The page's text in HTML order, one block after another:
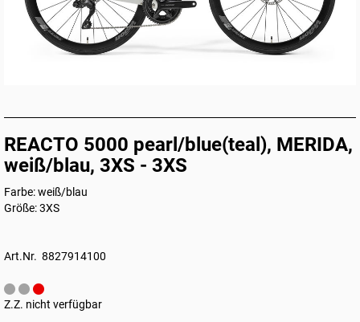
REACTO 5000 pearl/blue(teal), MERIDA,
weiß/blau, 3XS - 3XS
Farbe: weiß/blau
Größe: 3XS
Art.Nr. 8827914100
Z.Z. nicht verfügbar